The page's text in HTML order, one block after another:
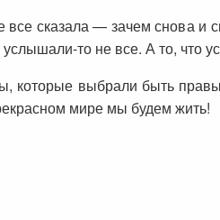
сказала — зачем снова и
услышали-то не все. А то,
выбрали быть
мире мы будем жить!